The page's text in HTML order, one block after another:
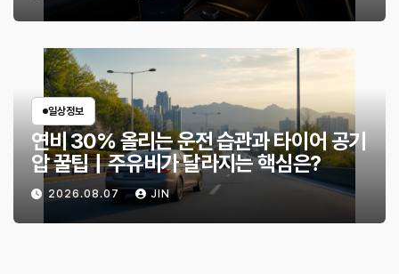
일상정보
연비 30% 올리는 운전 습관과 타이어 공기
압 꿀팁｜주유비가 달라지는 핵심은?
2026.08.07 JIN